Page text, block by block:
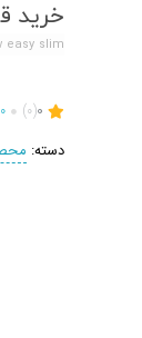
خرید
easy slim
0
(0)
0
دسته: